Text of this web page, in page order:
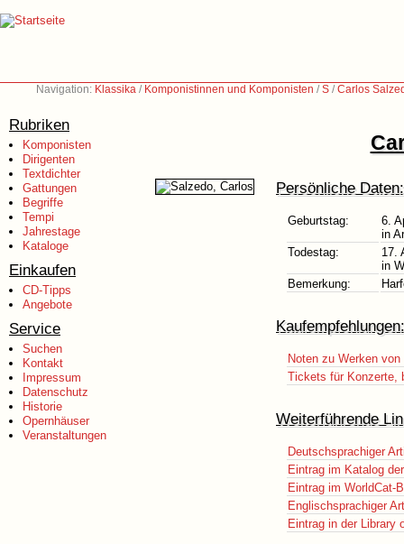
Navigation: Klassika / Komponistinnen und Komponisten /S /Carlos
Rubriken
Komponisten
Dirigenten
Textdichter
Gattungen
Begriffe
Tempi
Jahrestage
Kataloge
Einkaufen
CD-Tipps
Angebote
Service
Suchen
Kontakt
Impressum
Datenschutz
Historie
Opernhäuser
Veranstaltungen
Persönliche Daten:
Geburtstag:
6.
in
Todestag:
17.
in
Bemerkung:
Kaufempfehlungen:
Noten zu Werken
Tickets für Konzerte,
Weiterführende
Deutschsprachiger
Eintrag im Katalog
Eintrag im WorldCat-
Englischsprachiger
Eintrag in der Library